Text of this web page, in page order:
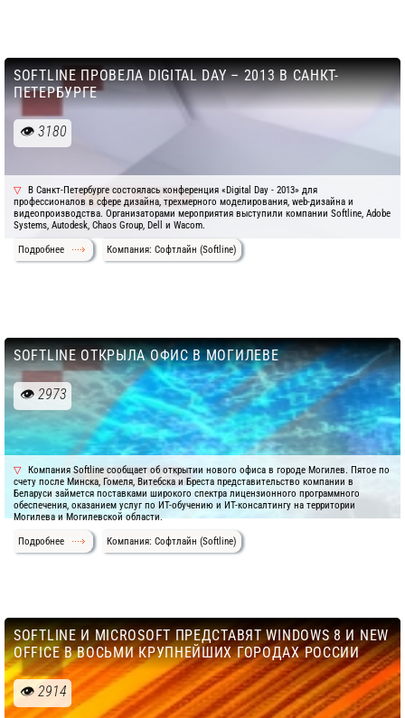
SOFTLINE ПРОВЕЛА DIGITAL DAY – 2013 В САНКТ-
ПЕТЕРБУРГЕ
3180
В Санкт-Петербурге состоялась конференция «Digital Day - 2013» для
профессионалов в сфере дизайна, трехмерного моделирования, web-дизайна и
видеопроизводства. Организаторами мероприятия выступили компании Softline, Adobe
Systems, Autodesk, Chaos Group, Dell и Wacom.
Подробнее Компания: Софтлайн (Softline)
SOFTLINE ОТКРЫЛА ОФИС В МОГИЛЕВЕ
2973
Компания Softline сообщает об открытии нового офиса в городе Могилев. Пятое по
счету после Минска, Гомеля, Витебска и Бреста представительство компании в
Беларуси займется поставками широкого спектра лицензионного программного
обеспечения, оказанием услуг по ИТ-обучению и ИТ-консалтингу на территории
Могилева и Могилевской области.
Подробнее Компания: Софтлайн (Softline)
SOFTLINE И MICROSOFT ПРЕДСТАВЯТ WINDOWS 8 И NEW
OFFICE В ВОСЬМИ КРУПНЕЙШИХ ГОРОДАХ РОССИИ
2914